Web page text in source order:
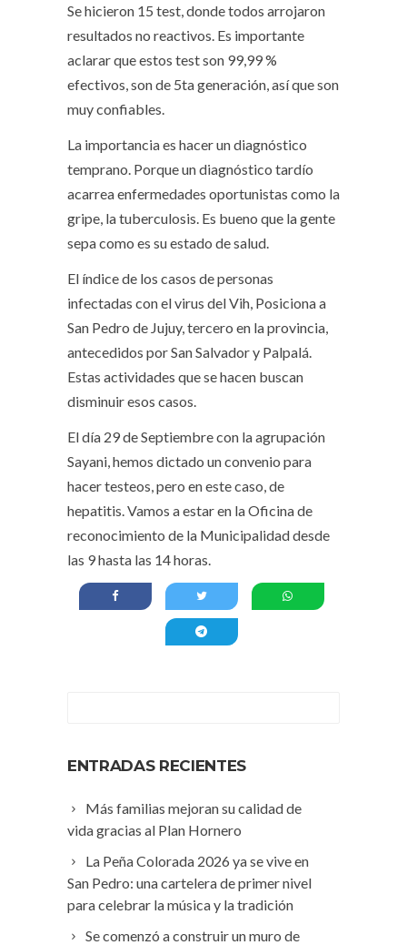
Se hicieron 15 test, donde todos arrojaron
resultados no reactivos. Es importante
aclarar que estos test son 99,99 %
efectivos, son de 5ta generación, así que son
muy confiables.
La importancia es hacer un diagnóstico
temprano. Porque un diagnóstico tardío
acarrea enfermedades oportunistas como la
gripe, la tuberculosis. Es bueno que la gente
sepa como es su estado de salud.
El índice de los casos de personas
infectadas con el virus del Vih, Posiciona a
San Pedro de Jujuy, tercero en la provincia,
antecedidos por San Salvador y Palpalá.
Estas actividades que se hacen buscan
disminuir esos casos.
El día 29 de Septiembre con la agrupación
Sayani, hemos dictado un convenio para
hacer testeos, pero en este caso, de
hepatitis. Vamos a estar en la Oficina de
reconocimiento de la Municipalidad desde
las 9 hasta las 14 horas.
ENTRADAS RECIENTES
Más familias mejoran su calidad de
vida gracias al Plan Hornero
La Peña Colorada 2026 ya se vive en
San Pedro: una cartelera de primer nivel
para celebrar la música y la tradición
Se comenzó a construir un muro de